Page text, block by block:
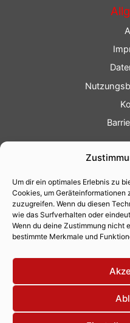
Um dir ein optimales Erlebnis zu
Cookies, um Geräteinformationen
zuzugreifen. Wenn du diesen
wie das Surfverhalten oder
Wenn du deine Zustimmung nicht
bestimmte Merkmale und